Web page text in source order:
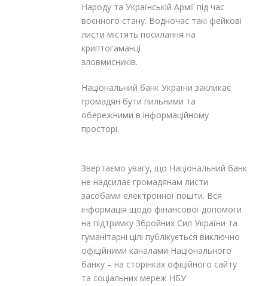
Народу та Українській Армії під час
воєнного стану. Водночас такі фейкові
листи містять посилання на
криптогаманці
зловмисників.
Національний банк України закликає
громадян бути пильними та
обережними в інформаційному
просторі.
Звертаємо увагу, що Національний банк
не надсилає громадянам листи
засобами електронної пошти. Вся
інформація щодо фінансової допомоги
на підтримку Збройних Сил України та
гуманітарні цілі публікується виключно
офіційними каналами Національного
банку – на сторінках офіційного сайту
та соціальних мереж НБУ